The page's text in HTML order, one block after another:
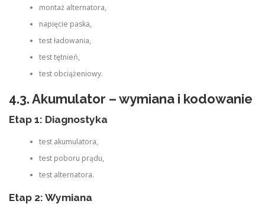
montaż alternatora,
napięcie paska,
test ładowania,
test tętnień,
test obciążeniowy.
4.3. Akumulator – wymiana i kodowanie
Etap 1: Diagnostyka
test akumulatora,
test poboru prądu,
test alternatora.
Etap 2: Wymiana